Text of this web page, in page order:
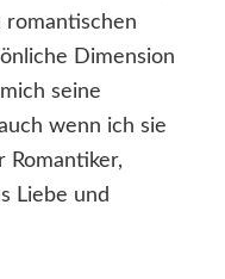
romantischen
Dimension
seine
wenn ich sie
Romantiker,
Liebe und